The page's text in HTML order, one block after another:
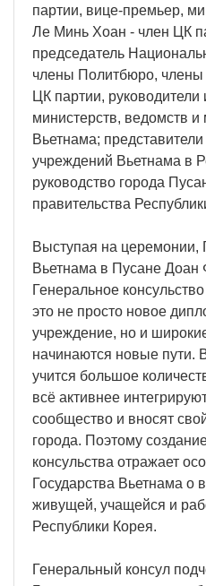
партии, вице-премьер,
Ле Минь Хоан - член ЦК
председатель
члены Политбюро, члены
ЦК партии, руководители
министерств, ведомств
Вьетнама;
учреждений Вьетнама в
руководство города
правительства
Выступая на церемонии,
Вьетнама в Пусане Доан
Генеральное
это не просто новое
учреждение, но и
начинаются новые пути.
учится большое
всё активнее
сообщество и вносят
города. Поэтому
консульства отражает
Государства Вьетнама о
живущей, учащейся и
Республики Корея.
Генеральный консул